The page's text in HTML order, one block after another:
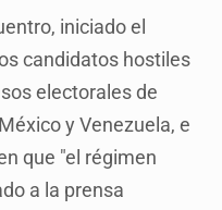
iniciado el
candidatos hostiles
electorales de
y Venezuela, e
que "el régimen
a la prensa